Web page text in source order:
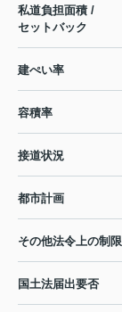
私道負担面積 /
セットバック
建ぺい率
容積率
接道状況
都市計画
その他法令上の制限
国土法届出要否